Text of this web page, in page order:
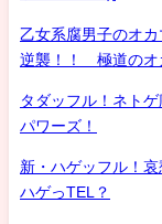
乙女系腐男子のオ
逆襲！！ 極道のオ
タダッフル！ネト
パワーズ！
新・ハゲッフル！
ハゲっTEL？